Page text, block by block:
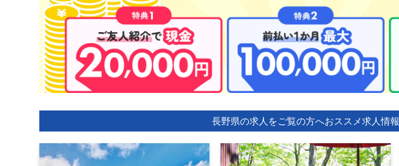
長野県の求人をご覧の方へおススメ求人情報